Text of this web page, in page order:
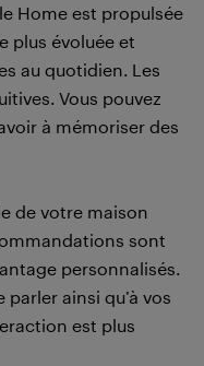
Home est propulsée
plus évoluée et
au quotidien. Les
Vous pouvez
à mémoriser des
de votre maison
sont
personnalisés.
ainsi qu’à vos
est plus